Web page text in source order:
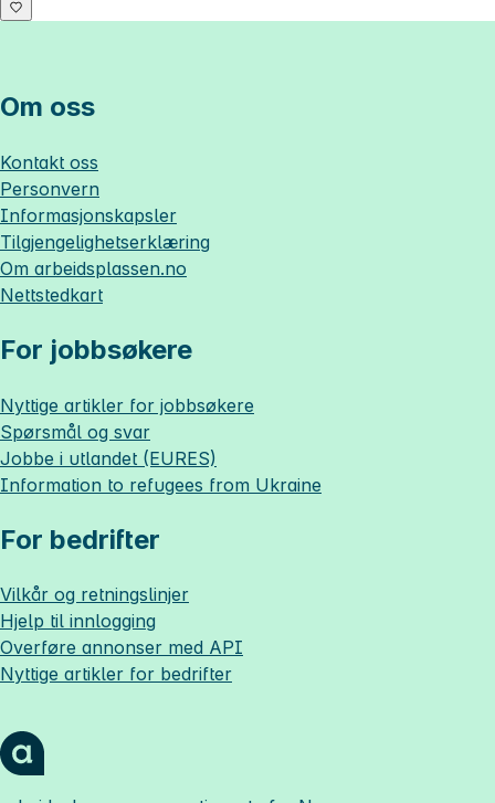
Om oss
Kontakt oss
Personvern
Informasjonskapsler
Tilgjengelighetserklæring
Om arbeidsplassen.no
Nettstedkart
For jobbsøkere
Nyttige artikler for jobbsøkere
Spørsmål og svar
Jobbe i utlandet (EURES)
Information to refugees from Ukraine
For bedrifter
Vilkår og retningslinjer
Hjelp til innlogging
Overføre annonser med API
Nyttige artikler for bedrifter